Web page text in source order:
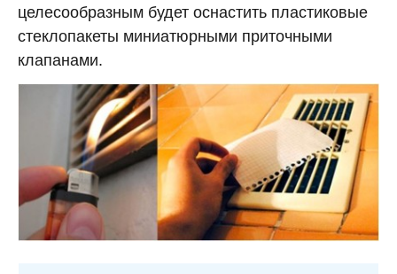
целесообразным будет оснастить пластиковые
стеклопакеты миниатюрными приточными
клапанами.